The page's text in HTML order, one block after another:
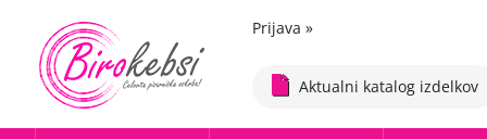
Prijava »
Aktualni katalog izdelkov